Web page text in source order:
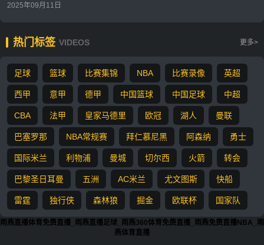
2025年09月11日
热门标签 VIDEOS 更多>
足球 篮球 比赛集锦 NBA 比赛录像 英超
西甲 意甲 德甲 中国篮球 中国足球 中超
CBA 法甲 皇家马德里 欧冠 湖人 曼联
巴塞罗那 NBA常规赛 拜仁慕尼黑 阿森纳 勇士
国际米兰 利物浦 曼城 切尔西 火箭 转会
巴黎圣日耳曼 五洲 AC米兰 尤文图斯 快船
雷霆 独行侠 森林狼 掘金 欧联杯 国家队
雨燕直播体育免费直播_雨燕直播足球_雨燕360体育免费直播_雨燕免费直播NBA_雨
燕体育直播